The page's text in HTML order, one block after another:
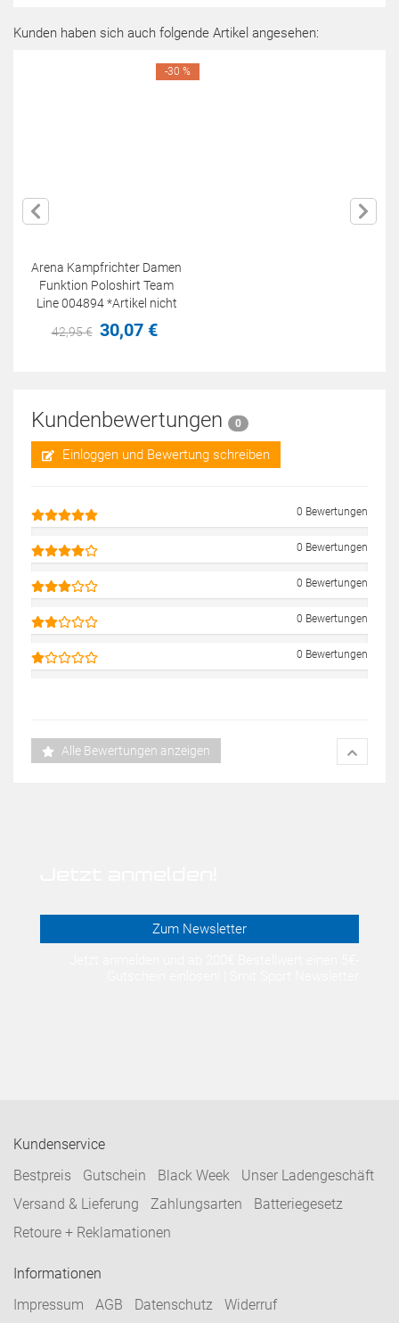
Kunden haben sich auch folgende Artikel angesehen:
Arena Kampfrichter Damen
Funktion Poloshirt Team
Line 004894 *Artikel nicht
retounierbar!
42,95€ 30,07 €
-30 %
Kundenbewertungen 0
Einloggen und Bewertung schreiben
0 Bewertungen
0 Bewertungen
0 Bewertungen
0 Bewertungen
0 Bewertungen
Alle Bewertungen anzeigen
Zum Newsletter
Kundenservice
Bestpreis
Gutschein Black Week
Unser Ladengeschäft
Versand & Lieferung
Zahlungsarten
Batteriegesetz
Retoure + Reklamationen
Informationen
Impressum
AGB Datenschutz
Widerruf